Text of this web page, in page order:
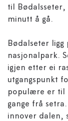
til
minutt å gå.
Bødalseter ligg
nasjonalpark.
igjen etter ei
utgangspunkt
populære er til
gange frå
innover dalen,